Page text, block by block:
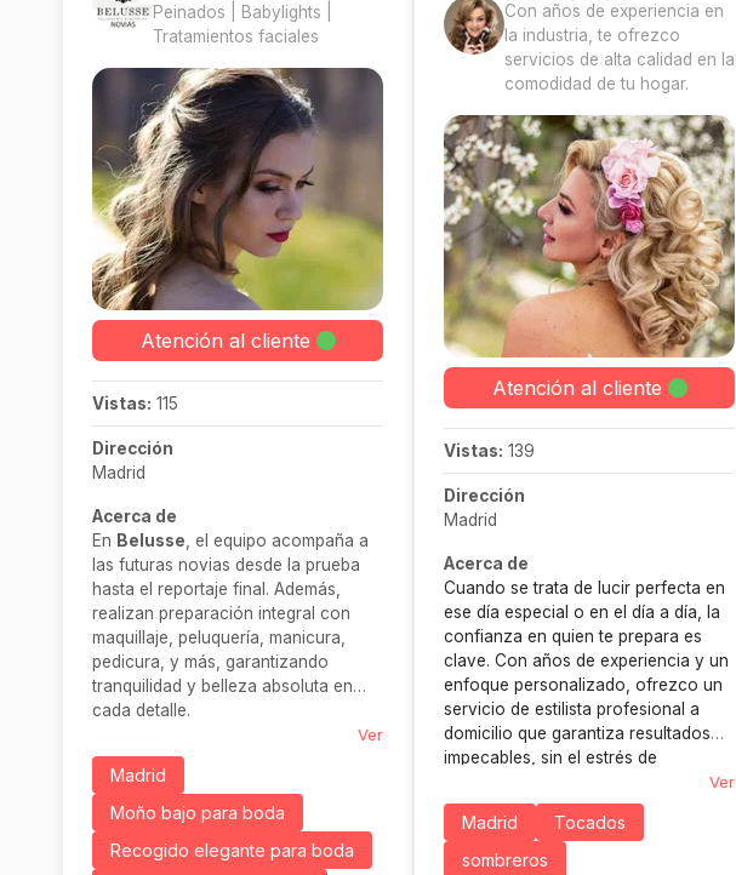
Peinados | Babylights |
Tratamientos faciales
Atención al cliente
Vistas: 115
Dirección
Madrid
Acerca de
En Belusse , el equipo acompaña a
las futuras novias desde la prueba
hasta el reportaje final. Además,
realizan preparación integral con
maquillaje, peluquería, manicura,
pedicura, y más, garantizando
tranquilidad y belleza absoluta en
cada detalle.
Ver
Madrid
Moño bajo para boda
Recogido elegante para boda
Con años de experiencia en
la industria, te ofrezco
servicios de alta calidad en la
comodidad de tu hogar.
Atención al cliente
Vistas: 139
Dirección
Madrid
Acerca de
Cuando se trata de lucir perfecta en
ese día especial o en el día a día, la
confianza en quien te prepara es
clave. Con años de experiencia y un
enfoque personalizado, ofrezco un
servicio de estilista profesional a
domicilio que garantiza resultados
impecables, sin el estrés de
última hora. Te ayudo a encontrar el
look perfecto, adaptado a tus gustos
y necesidades.
Ver
Madrid
Tocados
sombreros